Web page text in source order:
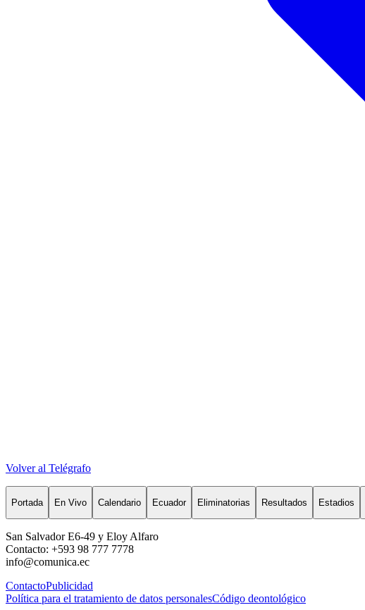
Volver al Telégrafo
Portada En Vivo Calendario Ecuador Eliminatorias Resultados Estadios
San Salvador E6-49 y Eloy Alfaro
Contacto: +593 98 777 7778
info@comunica.ec
ContactoPublicidad
Política para el tratamiento de datos personalesCódigo deontológico